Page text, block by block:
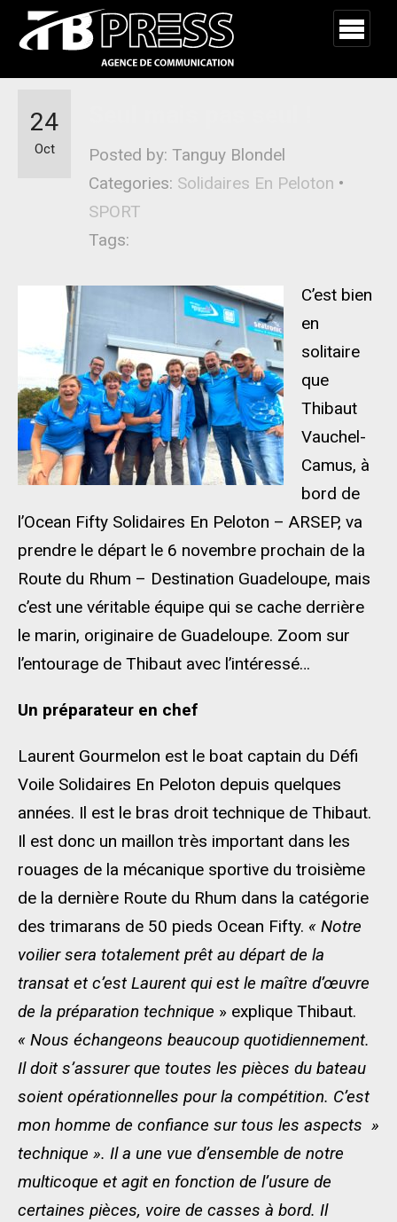
Posted by: Tanguy Blondel
Categories: Solidaires En Peloton •
SPORT
Tags:
24
Oct
C’est bien
en
solitaire
que
Thibaut
Vauchel-
Camus, à
bord de
l’Ocean Fifty Solidaires En Peloton – ARSEP, va
prendre le départ le 6 novembre prochain de la
Route du Rhum – Destination Guadeloupe, mais
c’est une véritable équipe qui se cache derrière
le marin, originaire de Guadeloupe. Zoom sur
l’entourage de Thibaut avec l’intéressé…
Un préparateur en chef
Laurent Gourmelon est le boat captain du Défi
Voile Solidaires En Peloton depuis quelques
années. Il est le bras droit technique de Thibaut.
Il est donc un maillon très important dans les
rouages de la mécanique sportive du troisième
de la dernière Route du Rhum dans la catégorie
des trimarans de 50 pieds Ocean Fifty. « Notre
voilier sera totalement prêt au départ de la
transat et c’est Laurent qui est le maître d’œuvre
de la préparation technique » explique Thibaut.
« Nous échangeons beaucoup quotidiennement.
Il doit s’assurer que toutes les pièces du bateau
soient opérationnelles pour la compétition. C’est
mon homme de confiance sur tous les aspects »
technique ». Il a une vue d’ensemble de notre
multicoque et agit en fonction de l’usure de
certaines pièces, voire de casses à bord. Il